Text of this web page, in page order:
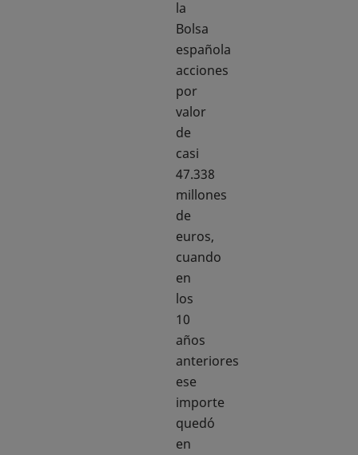
la
Bolsa
española
acciones
por
valor
de
casi
47.338
millones
de
euros,
cuando
en
los
10
años
anteriores
ese
importe
quedó
en